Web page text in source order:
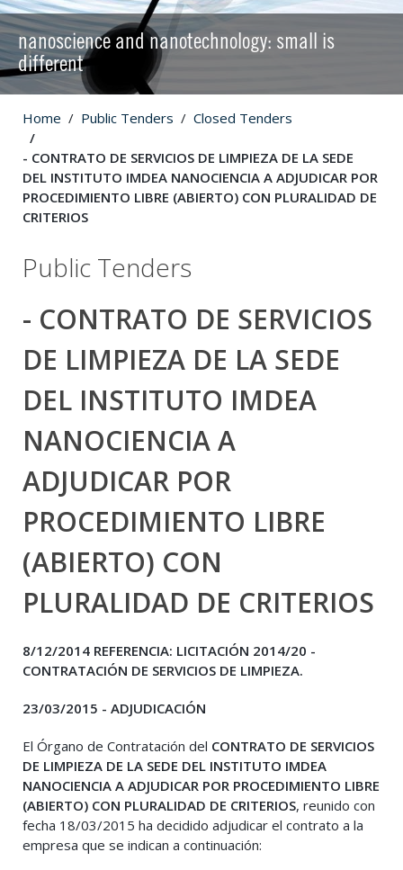
nanoscience and nanotechnology: small is
different
Home Public Tenders Closed Tenders
- CONTRATO DE SERVICIOS DE LIMPIEZA DE LA SEDE
DEL INSTITUTO IMDEA NANOCIENCIA A ADJUDICAR POR
PROCEDIMIENTO LIBRE (ABIERTO) CON PLURALIDAD DE
CRITERIOS
Public Tenders
- CONTRATO DE SERVICIOS
DE LIMPIEZA DE LA SEDE
DEL INSTITUTO IMDEA
NANOCIENCIA A
ADJUDICAR POR
PROCEDIMIENTO LIBRE
(ABIERTO) CON
PLURALIDAD DE CRITERIOS
8/12/2014 REFERENCIA: LICITACIÓN 2014/20 -
CONTRATACIÓN DE SERVICIOS DE LIMPIEZA.
23/03/2015 - ADJUDICACIÓN
El Órgano de Contratación del CONTRATO DE SERVICIOS
DE LIMPIEZA DE LA SEDE DEL INSTITUTO IMDEA
NANOCIENCIA A ADJUDICAR POR PROCEDIMIENTO LIBRE
(ABIERTO) CON PLURALIDAD DE CRITERIOS, reunido con
fecha 18/03/2015 ha decidido adjudicar el contrato a la
empresa que se indican a continuación: